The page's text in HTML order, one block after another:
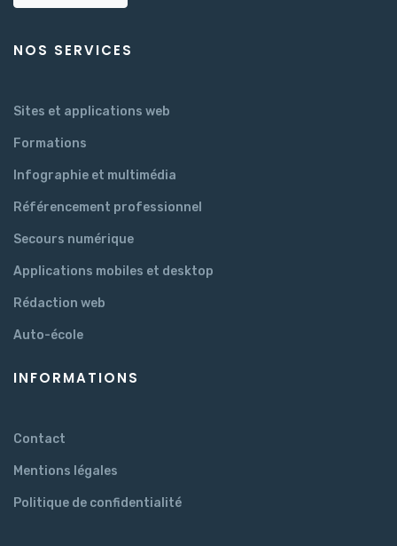
NOS SERVICES
Sites et applications web
Formations
Infographie et multimédia
Référencement professionnel
Secours numérique
Applications mobiles et desktop
Rédaction web
Auto-école
INFORMATIONS
Contact
Mentions légales
Politique de confidentialité